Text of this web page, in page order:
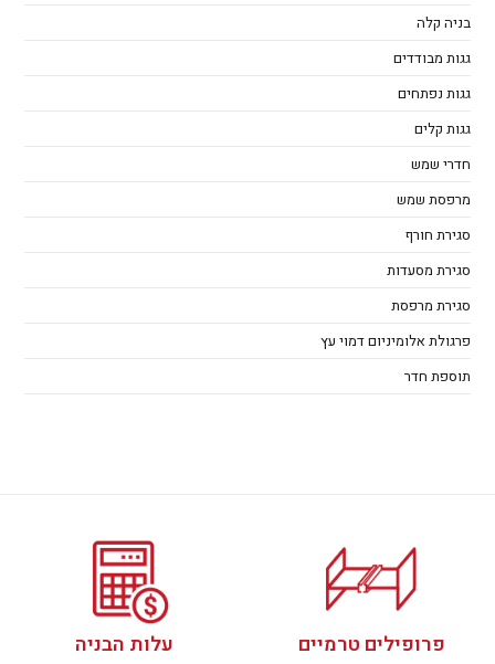
בניה קלה
גגות מבודדים
גגות נפתחים
גגות קלים
חדרי שמש
מרפסת שמש
סגירת חורף
סגירת מסעדות
סגירת מרפסת
פרגולת אלומיניום דמוי עץ
תוספת חדר
פרופילים טרמיים עלות הבניה